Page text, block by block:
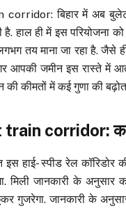
बिहार में अब बुलेट
है. हाल ही में इस परियोजना
तय माना जा रहा है. जैसे
आपकी जमीन इस रास्ते में
कीमतों में कई गुणा की
corridor:
हाई- स्पीड रेल कॉरिडोर
मिली जानकारी के
गुजरेगा. जानकारी के